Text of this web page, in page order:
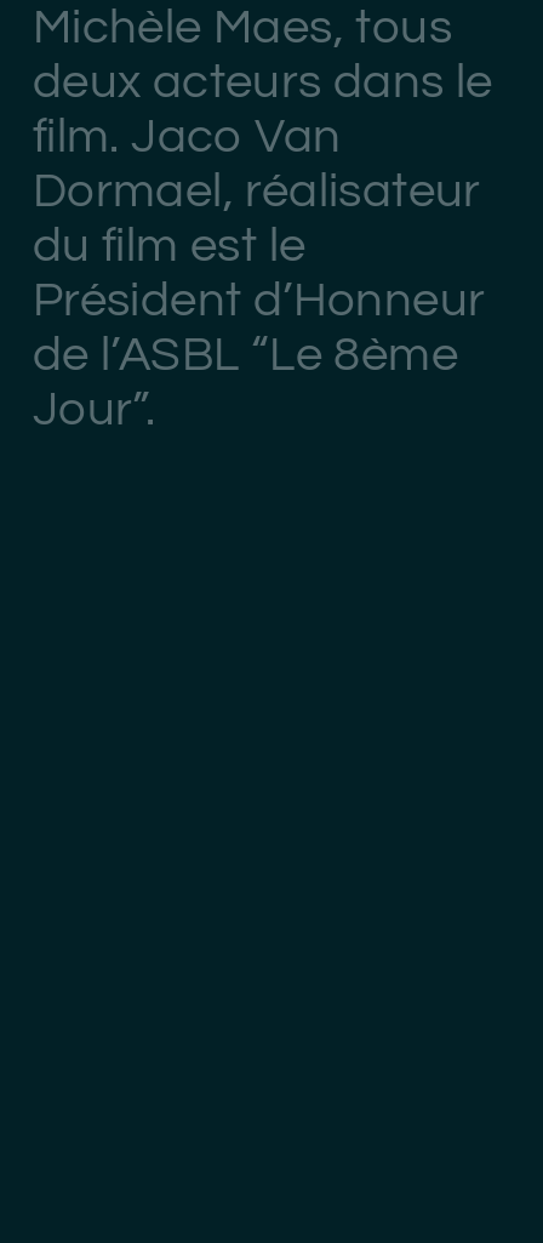
Michèle Maes, tous
deux acteurs dans le
film. Jaco Van
Dormael, réalisateur
du film est le
Président d’Honneur
de l’ASBL “Le 8ème
Jour”.